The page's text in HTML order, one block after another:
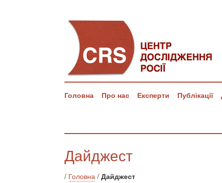
Головна Про нас Експерти Публікації
Дайджест
/ Головна / Дайджест